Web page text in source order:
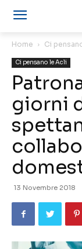
Home Ci
Ci pensano le Acli
giorni
13 Novembre 2018